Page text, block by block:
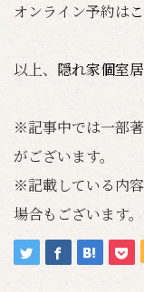
オンライン予約は
以上、 隠れ家個室
※記事中では一部
がございます。
※記載している内
場合もございます